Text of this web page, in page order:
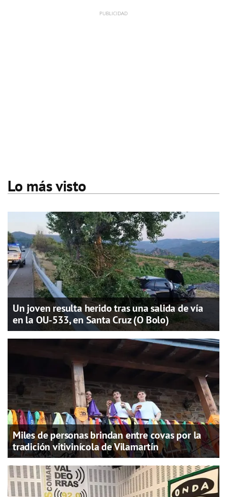
Lo más visto
Un joven resulta herido tras una salida de vía
en la OU-533, en Santa Cruz (O Bolo)
Miles de personas brindan entre covas por la
tradición vitivinícola de Vilamartín